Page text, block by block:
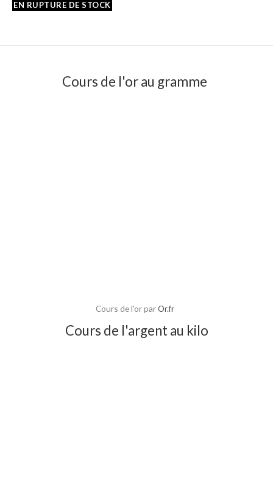
Cours de l'or au gramme
Cours de l'or parOr.fr
Cours de l'argent au kilo